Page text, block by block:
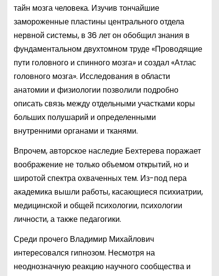
тайн мозга человека. Изучив тончайшие
замороженные пластины центрального отдела
нервной системы, в 36 лет он обобщил знания в
фундаментальном двухтомном труде «Проводящие
пути головного и спинного мозга» и создал «Атлас
головного мозга». Исследования в области
анатомии и физиологии позволили подробно
описать связь между отдельными участками коры
больших полушарий и определенными
внутренними органами и тканями.
Впрочем, авторское наследие Бехтерева поражает
воображение не только объемом открытий, но и
широтой спектра охваченных тем. Из-под пера
академика вышли работы, касающиеся психиатрии,
медицинской и общей психологии, психологии
личности, а также педагогики.
Среди прочего Владимир Михайлович
интересовался гипнозом. Несмотря на
неоднозначную реакцию научного сообщества и